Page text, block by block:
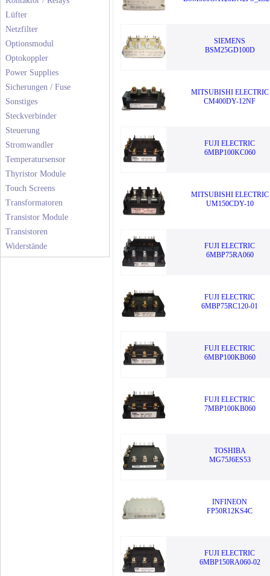
Lüfter
Netzfilter
Optionsmodul
Optokoppler
Power Supplies
Sicherungen / Fuse
Sonstiges
Steckverbinder
Steuerung
Stromwandler
Temperatursensor
Thyristor Module
Touch Screens
Transformatoren
Transistor Module
Transistoren
Widerstände
SIEMENS
BSM25GD100D
MITSUBISHI ELECTRIC
CM400DY-12NF
FUJI ELECTRIC
6MBP100KC060
MITSUBISHI ELECTRIC
UM150CDY-10
FUJI ELECTRIC
6MBP75RA060
FUJI ELECTRIC
6MBP75RC120-01
FUJI ELECTRIC
6MBP100KB060
FUJI ELECTRIC
7MBP100KB060
TOSHIBA
MG75J6ES53
INFINEON
FP50R12KS4C
FUJI ELECTRIC
6MBP150RA060-02